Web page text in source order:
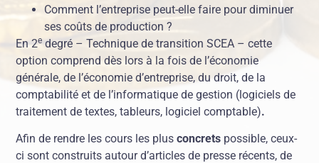
Comment l’entreprise peut-elle faire pour diminuer
ses coûts de production ?
En 2e degré – Technique de transition SCEA – cette
option comprend dès lors à la fois de l’économie
générale, de l’économie d’entreprise, du droit, de la
comptabilité et de l’informatique de gestion (logiciels de
traitement de textes, tableurs, logiciel comptable).
Afin de rendre les cours les plus concrets possible, ceux-
ci sont construits autour d’articles de presse récents, de